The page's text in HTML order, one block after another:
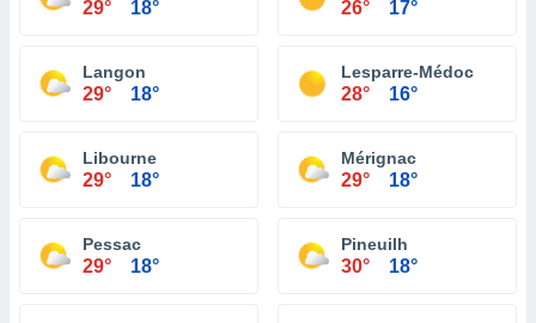
29° 18° 26° 17°
Langon
29° 18°
Lesparre-Médoc
28° 16°
Libourne
29° 18°
Mérignac
29° 18°
Pessac
29° 18°
Pineuilh
30° 18°